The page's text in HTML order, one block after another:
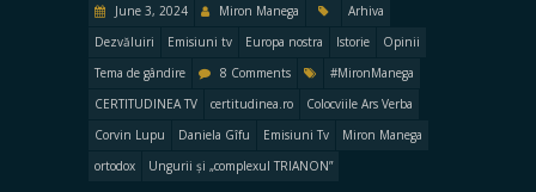
June 3, 2024 Miron Manega
Arhiva
Dezvăluiri
Emisiuni tv Europa nostra Istorie
Opinii
Tema de gândire
8 Comments
#MironManega
CERTITUDINEA TV
certitudinea.ro
Colocviile Ars Verba
Corvin Lupu
Daniela Gîfu Emisiuni Tv
Miron Manega
ortodox
Ungurii și „complexul TRIANON”